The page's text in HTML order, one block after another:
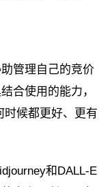
管理自己的竞价
合使用的能力，
时候都更好、更有
和DALL-E